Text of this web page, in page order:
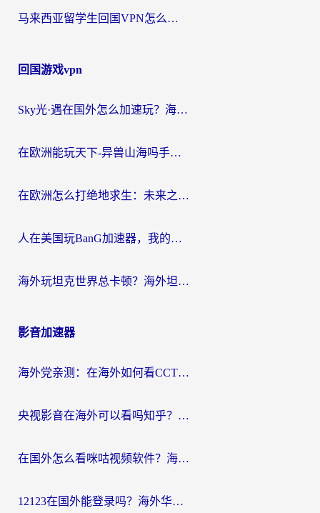
马来西亚留学生回国VPN怎么选？3个避坑点+1款实测好用的加速器推荐
回国游戏vpn
Sky光·遇在国外怎么加速玩？海外党亲测有效的国服游戏加速指南
在欧洲能玩天下-异兽山海吗手游？海外玩家的加速器生存指南
在欧洲怎么打绝地求生：未来之役不卡？留学生亲测的加速器避坑指南
人在美国玩BanG加速器，我的延迟终于绿了
海外玩坦克世界总卡顿？海外坦克世界加速器有哪些？实测好用的选择在这里
影音加速器
海外党亲测：在海外如何看CCTV？告别“仅限大陆播放”的实用指南
央视影音在海外可以看吗知乎？留学生亲测：3步解决地域限制+追剧自由
在国外怎么看咪咕视频软件？海外党亲测有效的回国加速方案
12123在国外能登录吗？海外华人必看的回国加速实用指南